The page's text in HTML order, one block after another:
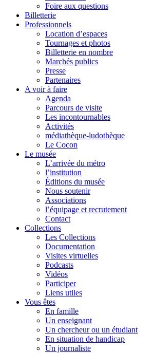
Foire aux questions
Billetterie
Professionnels
Location d’espaces
Tournages et photos
Billetterie en nombre
Marchés publics
Presse
Partenaires
A voir à faire
Agenda
Parcours de visite
Les incontournables
Activités
médiathèque-ludothèque
Le Cocon
Le musée
L’arrivée du métro
l’institution
Éditions du musée
Nous soutenir
Associations
l’équipage et recrutement
Contact
Collections
Les Collections
Documentation
Visites virtuelles
Podcasts
Vidéos
Participer
Liens utiles
Vous êtes
En famille
Un enseignant
Un chercheur ou un étudiant
En situation de handicap
Un journaliste